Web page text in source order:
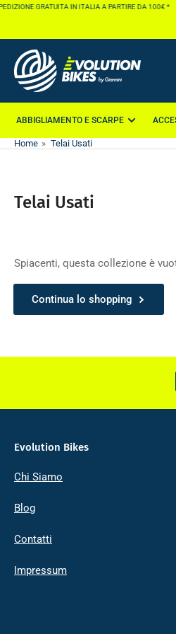
Vai
ai
contenuti
GRATUITA IN ITALIA A PARTIRE DA 100€ *
ABBIGLIAMENTO E SCARPE
Home » Telai Usati
Telai Usati
Spiacenti, questa collezione è
Continua lo shopping
Evolution Bikes
Chi Siamo
Blog
Contatti
Impressum